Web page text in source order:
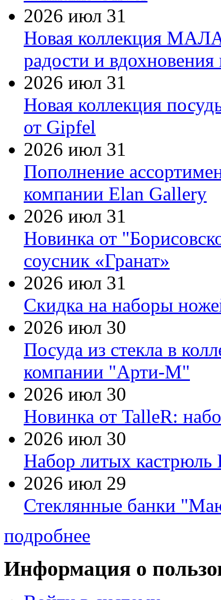
2026 июл 31
Новая коллекция
радости и
2026 июл 31
Новая коллекция
от Gipfel
2026 июл 31
Пополнение
компании Elan Gallery
2026 июл 31
Новинка от
соусник «Гранат»
2026 июл 31
Скидка на наборы
2026 июл 30
Посуда из стекла в
компании "Арти-М"
2026 июл 30
Новинка от TalleR:
2026 июл 30
Набор литых кастрюль
2026 июл 29
Стеклянные банки
подробнее
Информация о